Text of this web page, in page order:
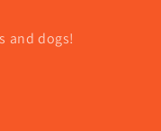
and dogs!